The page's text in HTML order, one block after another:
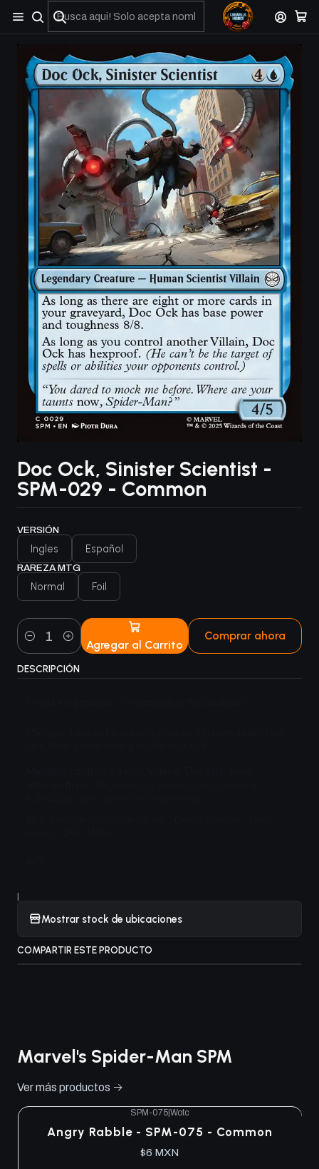
No olviden reportar sus depositos y transferencias por Whatsapp
Doc Ock, Sinister Scientist -
SPM-029 - Common
VERSIÓN
Ingles Español
RAREZA MTG
Normal Foil
Cantidad Agregar al Carrito
Comprar ahora
DESCRIPCIÓN
|
Mostrar stock de ubicaciones
COMPARTIR ESTE PRODUCTO
Marvel's Spider-Man SPM
Ver más productos
SPM-075| Wotc
Angry Rabble - SPM-075 - Common
$6 MXN